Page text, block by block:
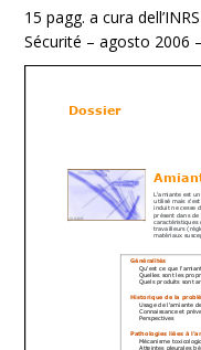
15 pagg. a cura
Sécurité – agosto 2006